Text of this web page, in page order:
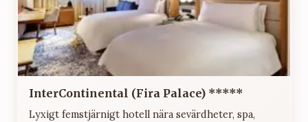
InterContinental (Fira Palace) *****
Lyxigt femstjärnigt hotell nära sevärdheter, spa,